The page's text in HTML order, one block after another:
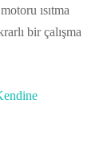
ısıtma
bir çalışma